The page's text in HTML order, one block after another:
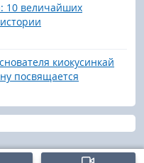
10 величайших
киокусинкай
посвящается